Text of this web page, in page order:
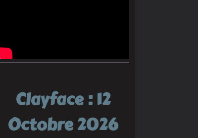
Clayface : 12
Octobre 2026